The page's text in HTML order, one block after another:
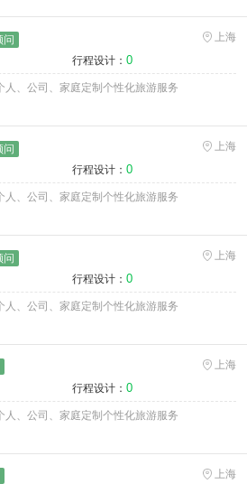
问
上海
行程设计： 0
人、公司、家庭定制个性化旅游服务
问
上海
行程设计： 0
人、公司、家庭定制个性化旅游服务
问
上海
行程设计： 0
人、公司、家庭定制个性化旅游服务
上海
行程设计： 0
人、公司、家庭定制个性化旅游服务
上海